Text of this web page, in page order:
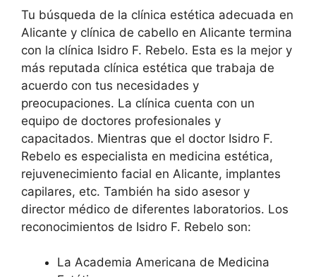
Tu búsqueda de la clínica estética adecuada en
Alicante y clínica de cabello en Alicante termina
con la clínica Isidro F. Rebelo. Esta es la mejor y
más reputada clínica estética que trabaja de
acuerdo con tus necesidades y
preocupaciones. La clínica cuenta con un
equipo de doctores profesionales y
capacitados. Mientras que el doctor Isidro F.
Rebelo es especialista en medicina estética,
rejuvenecimiento facial en Alicante, implantes
capilares, etc. También ha sido asesor y
director médico de diferentes laboratorios. Los
reconocimientos de Isidro F. Rebelo son:
La Academia Americana de Medicina